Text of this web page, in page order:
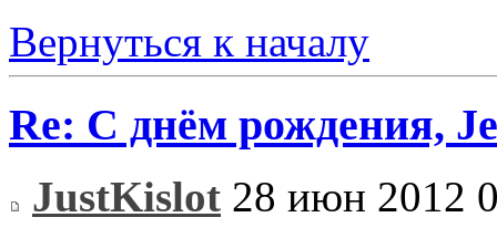
Вернуться к началу
Re: С днём рождения,
JustKislot 28 июн 2012